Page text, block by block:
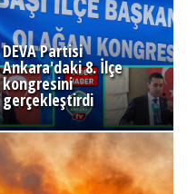
DEVA Partisi
Ankara'daki 8. İlçe
kongresini
gerçekleştirdi